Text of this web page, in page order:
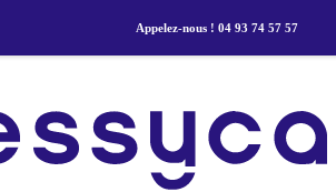
Appelez-nous ! 04 93 74 57 57